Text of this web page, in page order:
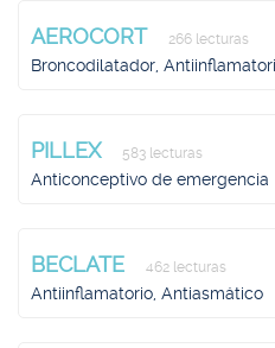
AEROCORT 266 lecturas
Broncodilatador,
PILLEX 583 lecturas
Anticonceptivo de emergencia
BECLATE 462 lecturas
Antiinflamatorio, Antiasmático